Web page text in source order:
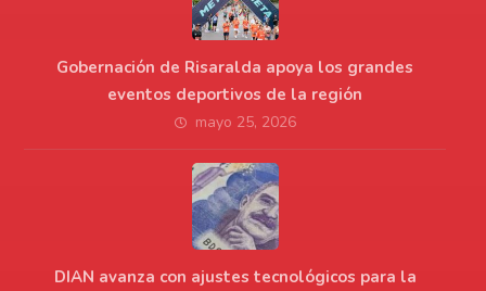
Gobernación de Risaralda apoya los grandes
eventos deportivos de la región
mayo 25, 2026
DIAN avanza con ajustes tecnológicos para la